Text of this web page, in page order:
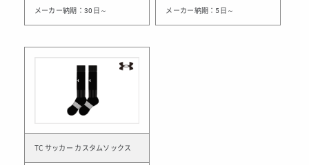
メーカー納期：30日～ メーカー納期：5日～
TC サッカー カスタムソックス